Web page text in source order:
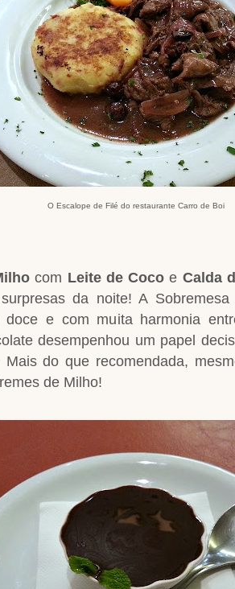
O Escalope de Filé do restaurante Carro de Boi
com Leite de Coco e Calda
da noite! A
doce e com muita harmonia
desempenhou um papel
Mais do que recomendada,
de Milho!